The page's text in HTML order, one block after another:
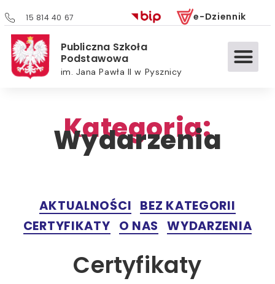
15 814 40 67 e-Dziennik
Publiczna Szkoła
Podstawowa
im. Jana Pawła II w Pysznicy
Kategoria:
Wydarzenia
AKTUALNOŚCI BEZ KATEGORII
CERTYFIKATY O NAS WYDARZENIA
Certyfikaty